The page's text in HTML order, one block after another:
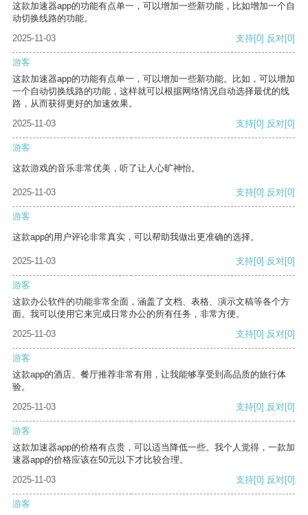
这款加速器app的功能有点单一，可以增加一些新功能，比如增加一个自
动切换线路的功能。
2025-11-03
支持[0] 反对[0]
游客
这款加速器app的功能有点单一，可以增加一些新功能。比如，可以增加
一个自动切换线路的功能，这样就可以根据网络情况自动选择最优的线
路，从而获得更好的加速效果。
2025-11-03
支持[0] 反对[0]
游客
这款游戏的音乐非常优美，听了让人心旷神怡。
2025-11-03 支持[0] 反对[0]
游客
这款app的用户评论非常真实，可以帮助我做出更准确的选择。
2025-11-03 支持[0] 反对[0]
游客
这款办公软件的功能非常全面，涵盖了文档、表格、演示文稿等各个方
面。我可以使用它来完成日常办公的所有任务，非常方便。
2025-11-03
支持[0] 反对[0]
游客
这款app的酒店、餐厅推荐非常有用，让我能够享受到高品质的旅行体
验。
2025-11-03
支持[0] 反对[0]
游客
这款加速器app的价格有点贵，可以适当降低一些。我个人觉得，一款加
速器app的价格应该在50元以下才比较合理。
2025-11-03
支持[0] 反对[0]
游客